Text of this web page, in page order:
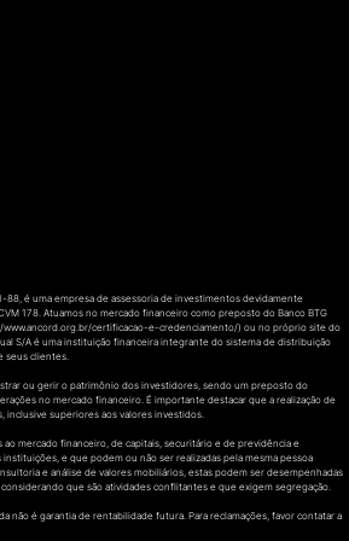
88, é uma empresa de assessoria de investimentos devidamente
178. Atuamos no mercado financeiro como preposto do Banco BTG
certificacao-e-credenciamento/) ou no próprio site do
S/A é uma instituição financeira integrante do sistema de distribuição
seus clientes.
ou gerir o patrimônio dos investidores, sendo um preposto do
no mercado financeiro. É importante destacar que a realização de
inclusive superiores aos valores investidos.
ao mercado financeiro, de capitais, securitário e de previdência e
e que podem ou não ser realizadas pela mesma pessoa
e análise de valores mobiliários, estas podem ser desempenhadas
que são atividades conflitantes e que exigem segregação.
não é garantia de rentabilidade futura. Para reclamações, favor contatar a